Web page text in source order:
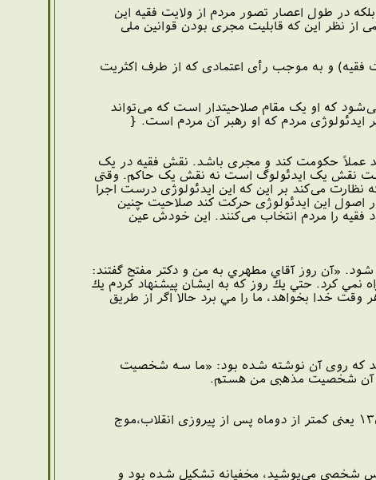
در طول اعصار تصور مردم از ولایت فقیه این
نظر این که قابلیت مجری بودن قوانین ملی
و به موجب رأی اعتمادی که از طرف اکثریت
که او یک مقام صلاحیتدار است که می‌تواند
مردم که او رهبر آن مردم است. {
عملاً حکومت کند و مجری باشد. نقش فقیه در یک
نقش یک ایدئولوگ است نه نقش یک حاکم. وقتی
نظارت می‌کند بر این که این ایدئولوژی درست اجرا
اصول این ایدئولوژی حرکت کند صلاحیت چنین
فقیه را مردم انتخاب می‌کنند. این خودش عین
«آن روز آقاي مطهري به من و دكتر مفتح گفتند:
نمي كرد. حتي يك روز كه به ايشان پيشنهاد كردم يك
خدا بخواهد، ما را مي برد حالا اگر از طريق
که روی آن نوشته شده بود: «ما سه شخصیت
آن شخصیت مذهبی من هستم.
ترور شهید مطهری دومین ترور سیاسی بعد از پیروزی انقلاب اسلامی بود، از فروردین ماه ۱۳۵۸ یعنی کمتر از دوماه پس از پیروزی انقلاب،​موج
شخصی می‌پوشید، مخفیانه تشکیل شده بود و